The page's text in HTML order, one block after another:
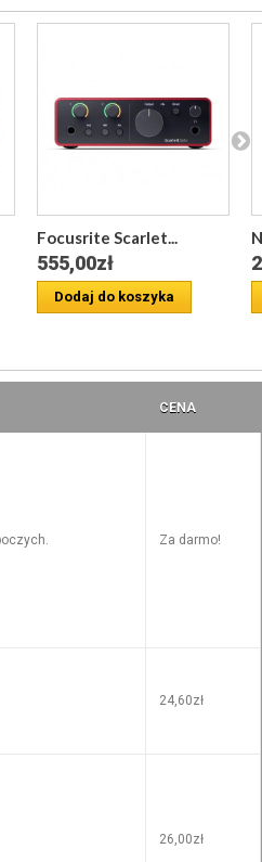
Focusrite Scarlet...
555,00zł
Dodaj do koszyka
CENA
Za darmo!
24,60zł
26,00zł